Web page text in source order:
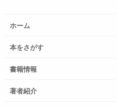
ホーム
本をさがす
書籍情報
著者紹介